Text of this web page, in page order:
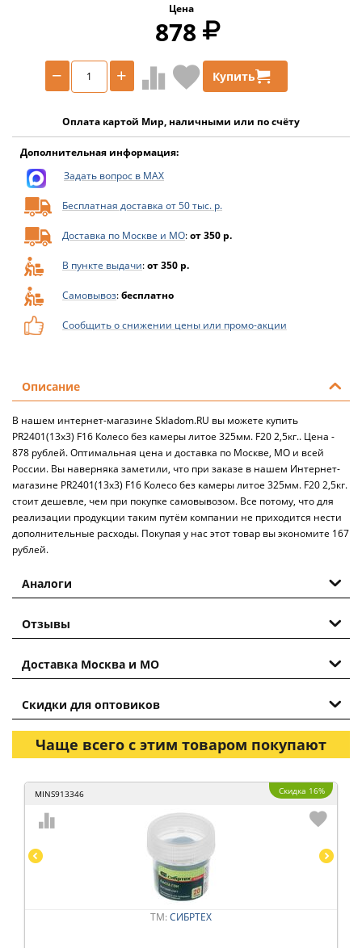
Цена
878
+
− Купить
Оплата картой Мир, наличными или по счёту
Дополнительная информация:
Задать вопрос в MAX
Бесплатная доставка от 50 тыс. р.
Доставка по Москве и МО:от 350 р.
В пункте выдачи:от 350 р.
Самовывоз:бесплатно
Сообщить о снижении цены или промо-акции
Описание
В нашем интернет-магазине Skladom.RU вы можете купить
PR2401(13х3) F16 Колесо без камеры литое 325мм. F20 2,5кг.. Цена -
878 рублей. Оптимальная цена и доставка по Москве, МО и всей
России. Вы наверняка заметили, что при заказе в нашем Интернет-
магазине PR2401(13х3) F16 Колесо без камеры литое 325мм. F20 2,5кг.
стоит дешевле, чем при покупке самовывозом. Все потому, что для
реализации продукции таким путём компании не приходится нести
дополнительные расходы. Покупая у нас этот товар вы экономите 167
рублей.
Аналоги
Отзывы
Доставка Москва и МО
Скидки для оптовиков
Чаще всего с этим товаром покупают
MINS913346 Скидка 16%
ТМ: СИБРТЕХ